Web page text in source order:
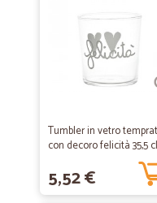
Tumbler in vetro
con decoro felicità 35,5 cl
5,52 €